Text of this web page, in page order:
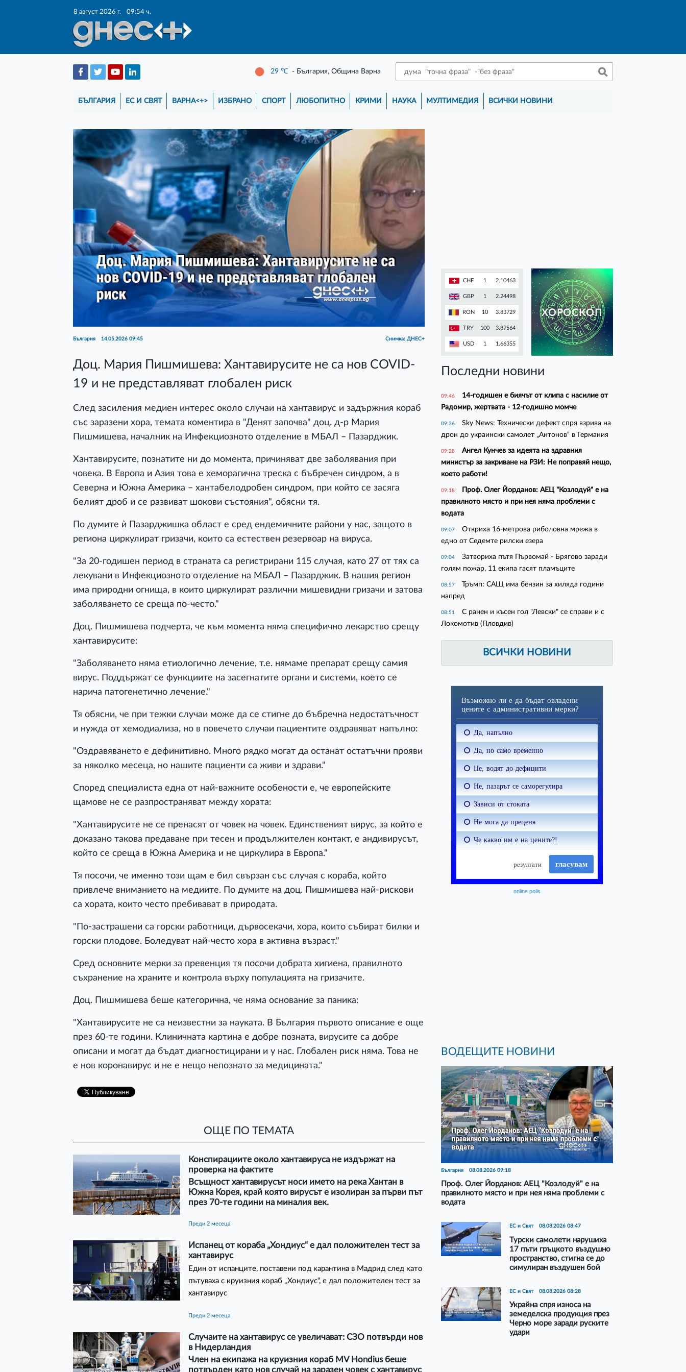
8 август 2026 г. 09:54 ч.
29 ℃ - България, Община Варна
БЪЛГАРИЯ ЕС И СВЯТ ВАРНА<+> ИЗБРАНО СПОРТ ЛЮБОПИТНО КРИМИ НАУКА МУЛТИМЕДИЯ ВСИЧКИ НОВИНИ
България 14.05.2026 09:45 Снимка: ДНЕС+
Доц. Мария Пишмишева: Хантавирусите не са нов COVID-
19 и не представляват глобален риск
След засиления медиен интерес около случаи на хантавирус и задържния кораб
със заразени хора, темата коментира в "Денят започва" доц. д-р Мария
Пишмишева, началник на Инфекциозното отделение в МБАЛ – Пазарджик.
Хантавирусите, познатите ни до момента, причиняват две заболявания при
човека. В Европа и Азия това е хеморагична треска с бъбречен синдром, а в
Северна и Южна Америка – хантабелодробен синдром, при който се засяга
белият дроб и се развиват шокови състояния", обясни тя.
По думите ѝ Пазарджишка област е сред ендемичните райони у нас, защото в
региона циркулират гризачи, които са естествен резервоар на вируса.
"За 20-годишен период в страната са регистрирани 115 случая, като 27 от тях са
лекувани в Инфекциозното отделение на МБАЛ – Пазарджик. В нашия регион
има природни огнища, в които циркулират различни мишевидни гризачи и затова
заболяването се среща по-често."
Доц. Пишмишева подчерта, че към момента няма специфично лекарство срещу
хантавирусите:
"Заболяването няма етиологично лечение, т.е. нямаме препарат срещу самия
вирус. Поддържат се функциите на засегнатите органи и системи, което се
нарича патогенетично лечение."
Тя обясни, че при тежки случаи може да се стигне до бъбречна недостатъчност
и нужда от хемодиализа, но в повечето случаи пациентите оздравяват напълно:
"Оздравяването е дефинитивно. Много рядко могат да останат остатъчни прояви
за няколко месеца, но нашите пациенти са живи и здрави."
Според специалиста една от най-важните особености е, че европейските
щамове не се разпространяват между хората:
"Хантавирусите не се пренасят от човек на човек. Единственият вирус, за който е
доказано такова предаване при тесен и продължителен контакт, е андивирусът,
който се среща в Южна Америка и не циркулира в Европа."
Тя посочи, че именно този щам е бил свързан със случая с кораба, който
привлече вниманието на медиите. По думите на доц. Пишмишева най-рискови
са хората, които често пребивават в природата.
"По-застрашени са горски работници, дървосекачи, хора, които събират билки и
горски плодове. Боледуват най-често хора в активна възраст."
Сред основните мерки за превенция тя посочи добрата хигиена, правилното
съхранение на храните и контрола върху популацията на гризачите.
Доц. Пишмишева беше категорична, че няма основание за паника:
"Хантавирусите не са неизвестни за науката. В България първото описание е още
през 60-те години. Клиничната картина е добре позната, вирусите са добре
описани и могат да бъдат диагностицирани и у нас. Глобален риск няма. Това не
е нов коронавирус и не е нещо непознато за медицината."
ОЩЕ ПО ТЕМАТА
Конспирациите около хантавируса не издържат на
проверка на фактите
Всъщност хантавирусът носи името на река Хантан в
Южна Корея, край която вирусът е изолиран за първи път
през 70-те години на миналия век.
преди 2 месеца
Испанец от кораба „Хондиус“ е дал положителен тест за
хантавирус
Един от испанците, поставени под карантина в Мадрид след като
пътуваха с круизния кораб „Хондиус“, е дал положителен тест за
хантавирус
преди 2 месеца
Случаите на хантавирус се увеличават: СЗО потвърди нов
в Нидерландия
Член на екипажа на круизния кораб MV Hondius беше
потвърден като нов случай на заразен човек с хантавирус
CHF 1 2.10463
GBP 1 2.24498
RON 10 3.83729
TRY 100 3.87564
USD 1 1.66355
ХОРОСКОП
Последни новини
09:46
14-годишен е биячът от клипа с насилие от
Радомир, жертвата - 12-годишно момче
09:36
Sky News: Технически дефект спря взрива на
дрон до украински самолет „Антонов“ в Германия
09:28
Ангел Кунчев за идеята на здравния
министър за закриване на РЗИ: Не поправяй нещо,
което работи!
09:18
Проф. Олег Йорданов: АЕЦ "Козлодуй" е на
правилното място и при нея няма проблеми с
водата
09:07
Откриха 16-метрова риболовна мрежа в
едно от Седемте рилски езера
09:04
Затвориха пътя Първомай - Брягово заради
голям пожар, 11 екипа гасят пламъците
08:57
Тръмп: САЩ има бензин за хиляда години
напред
08:51
С ранен и късен гол "Левски" се справи и с
Локомотив (Пловдив)
ВСИЧКИ НОВИНИ
online polls
ВОДЕЩИТЕ НОВИНИ
България 08.08.2026 09:18
Проф. Олег Йорданов: АЕЦ "Козлодуй" е на
правилното място и при нея няма проблеми с
водата
ЕС и Свят 08.08.2026 08:47
Турски самолети нарушиха
17 пъти гръцкото въздушно
пространство, стигна се до
симулиран въздушен бой
ЕС и Свят 08.08.2026 08:28
Украйна спря износа на
земеделска продукция през
Черно море заради руските
удари